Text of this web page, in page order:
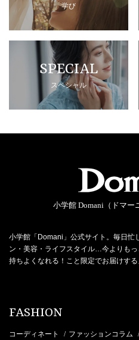
学び
SPECIAL
スペシャル
小学館 Domani（ドマー
小学館「Domani」公式サイト。毎日忙
ン・美容・ライフスタイル…今よりも
持ちよくなれる！こと限定でお届けする
FASHION
コーディネート / ファッションコラム /